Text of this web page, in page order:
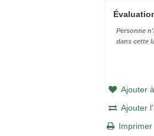
Personne
dans cette
Ajouter
Ajouter
Imprimer